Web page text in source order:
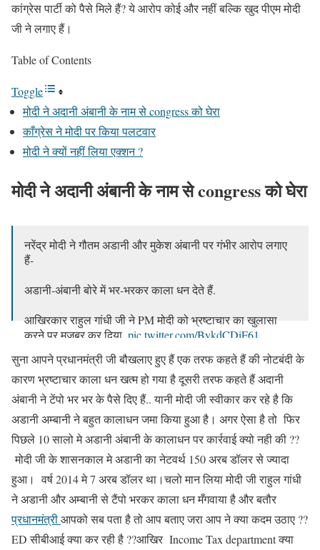
कांग्रेस पार्टी को पैसे मिले हैं? ये आरोप कोई और नहीं बल्कि खुद पीएम मोदी
जी ने लगाए हैं।
Table of Contents
Toggle
मोदी ने अदानी अंबानी के नाम से congress को घेरा
काँग्रेस ने मोदी पर किया पलटवार
मोदी ने क्यों नहीं लिया एक्शन ?
मोदी ने अदानी अंबानी के नाम से congress को घेरा
नरेंद्र मोदी ने गौतम अडानी और मुकेश अंबानी पर गंभीर आरोप लगाए
हैं-
अडानी-अंबानी बोरे में भर-भरकर काला धन देते हैं.
आखिरकार राहुल गांधी जी ने PM मोदी को भ्रष्टाचार का खुलासा
करने पर मजबूर कर दिया. pic.twitter.com/BykdCDiF61
— Congress (@INCIndia)May 8, 2024
सुना आपने प्रधानमंत्री जी बौखलाए हुए हैं एक तरफ कहते हैं की नोटबंदी के
कारण भ्रष्टाचार काला धन खत्म हो गया है दूसरी तरफ कहते हैं अदानी
अंबानी ने टेंपो भर भर के पैसे दिए हैं.. यानी मोदी जी स्वीकार कर रहे है कि
अडानी अम्बानी ने बहुत कालाधन जमा किया हुआ है। अगर ऐसा है तो फिर
पिछले 10 सालो मे अडानी अंबानी के कालाधन पर कार्रवाई क्यो नही की ??
मोदी जी के शासनकाल मे अडानी का नेटवर्थ 150 अरब डॉलर से ज्यादा
हुआ। वर्ष 2014 मे 7 अरब डॉलर था।चलो मान लिया मोदी जी राहुल गांधी
ने अडानी और अम्बानी से टैंपो भरकर काला धन मँगवाया है और बतौर
प्रधानमंत्रीआपको सब पता है तो आप बताए जरा आप ने क्या कदम उठाए ??
ED सीबीआई क्या कर रही है ??आखिर Income Tax department क्या